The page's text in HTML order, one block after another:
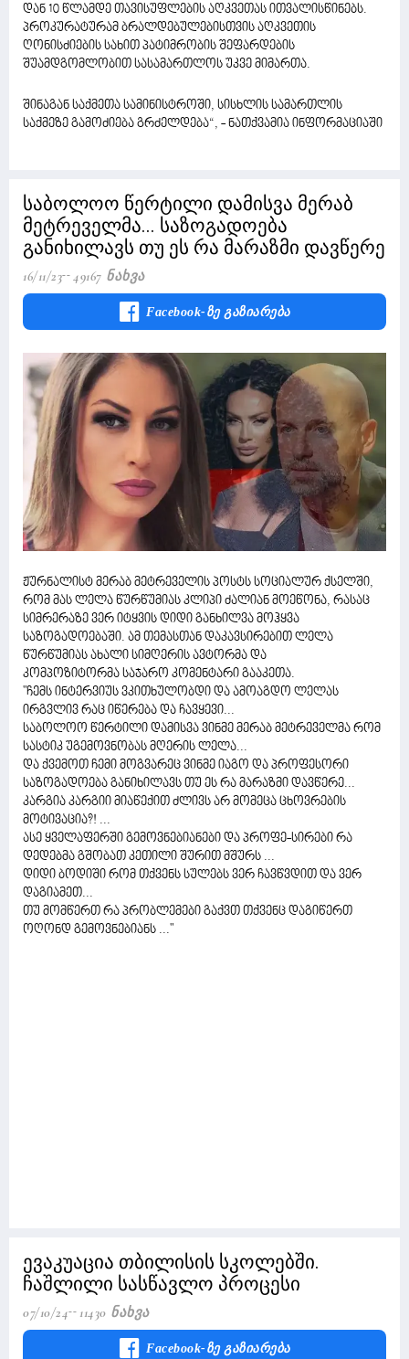
დან 10 წლამდე თავისუფლების აღკვეთას ითვალისწინებს.
პროკურატურამ ბრალდებულებისთვის აღკვეთის
ღონისძიების სახით პატიმრობის შეფარდების
შუამდგომლობით სასამართლოს უკვე მიმართა.
შინაგან საქმეთა სამინისტროში, სისხლის სამართლის
საქმეზე გამოძიება გრძელდება“, - ნათქვამია ინფორმაციაში
საბოლოო წერტილი დამისვა მერაბ
მეტრეველმა... საზოგადოება
განიხილავს თუ ეს რა მარაზმი დავწერე
16/11/23 49167 Ნახვა
Facebook-Ზე Გაზიარება
ჟურნალისტ მერაბ მეტრეველის პოსტს სოციალურ ქსელში,
რომ მას ლელა წურწუმიას კლიპი ძალიან მოეწონა, რასაც
სიმრერაზე ვერ იტყვის დიდი განხილვა მოჰყვა
საზოგადოებაში. ამ თემასთან დაკავსირებით ლელა
წურწუმიას ახალი სიმღერის ავტორმა და
კომპოზიტორმა საჯარო კომენტარი გააკეთა.
"ჩემს ინტერვიუს ვკითხულობდი და ამოაგდო ლელას
ირგვლივ რაც იწერება და ჩავყევი...
საბოლოო წერტილი დამისვა ვინმე მერაბ მეტრეველმა რომ
სასტიკ უგემოვნობას მღერის ლელა...
და ქვემოთ ჩემი მოგვარეც ვინმე იაგო და პროფესორი
საზოგადოება განიხილავს თუ ეს რა მარაზმი დავწერე...
კარგია კარგიი მიაწექით ძლივს არ მომეცა ცხოვრების
მოტივაცია?! ...
ასე ყველაფერში გემოვნებიანები და პროფე-სირები რა
დედებმა გშობათ კეთილი შურით მშურს ...
დიდი ბოდიში რომ თქვენს სულებს ვერ ჩავწვდით და ვერ
დაგიამეთ...
თუ მომწერთ რა პრობლემები გაქვთ თქვენც დაგიწერთ
ოღონდ გემოვნებიანს ..."
ევაკუაცია თბილისის სკოლებში.
ჩაშლილი სასწავლო პროცესი
07/10/24 11430 Ნახვა
Facebook-Ზე Გაზიარება